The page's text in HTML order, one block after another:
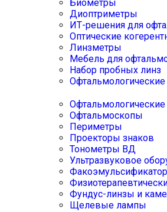
Биометры
Диоптриметры
ИТ-решения для
Оптические
Линзметры
Мебель для
Набор пробных линз
Офтальмоскопы
Периметры
Проекторы знаков
Тонометры ВД
Ультразвуковое
Фундус-линзы и
Щелевые лампы